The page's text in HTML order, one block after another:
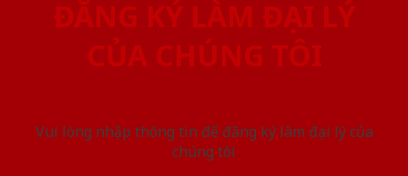
ĐĂNG KÝ LÀM ĐẠI LÝ
CỦA CHÚNG TÔI
Vui lòng nhập thông tin để đăng ký làm đại lý của
chúng tôi